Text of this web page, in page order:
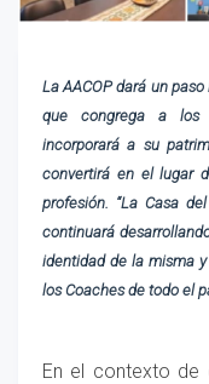
La AACOP dará un
que congrega a los
incorporará a su
convertirá en el lugar
profesión. “La Casa
continuará
identidad de la misma
los Coaches de todo el
En el contexto de